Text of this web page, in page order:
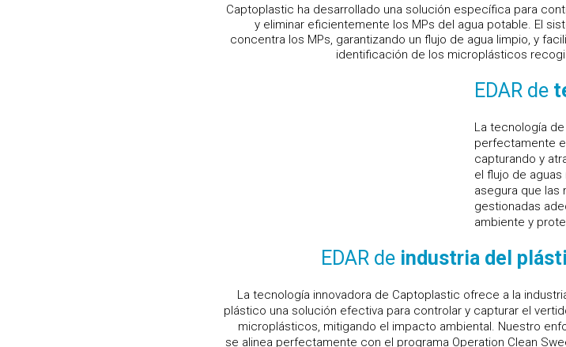
Captoplastic ha desarrollado una solución específica para
y eliminar eficientemente los MPs del agua potable. El
concentra los MPs, garantizando un flujo de agua limpio, y
identificación de los microplásticos
EDAR de
La tecnología
perfectamente
capturando y
el flujo de
asegura que las
gestionadas
ambiente y
EDAR de industria del
La tecnología innovadora de Captoplastic ofrece a la
plástico una solución efectiva para controlar y capturar el
microplásticos, mitigando el impacto ambiental. Nuestro
se alinea perfectamente con el programa Operation Clean